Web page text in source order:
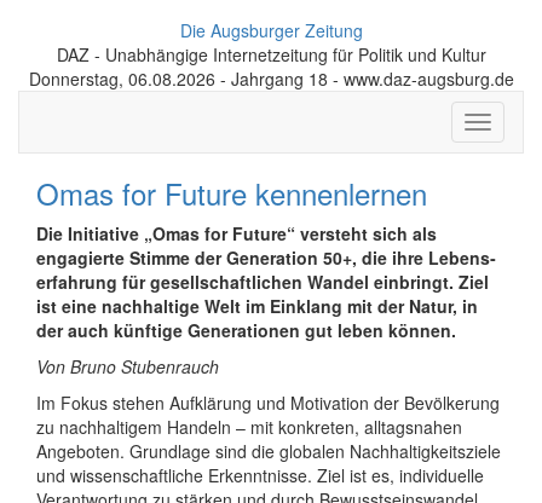
Die Augsburger Zeitung
DAZ - Unabhängige Internetzeitung für Politik und Kultur
Donnerstag, 06.08.2026 - Jahrgang 18 - www.daz-augsburg.de
Toggle
Omas for Future kennenlernen
Die Initiative „Omas for Future“ versteht sich als
engagierte Stimme der Generation 50+, die ihre Lebens­
erfahrung für gesell­schaft­lichen Wandel einbringt. Ziel
ist eine nachhaltige Welt im Einklang mit der Natur, in
der auch künftige Genera­tionen gut leben können.
Von Bruno Stubenrauch
Im Fokus stehen Aufklärung und Moti­vation der Bevöl­kerung
zu nach­haltigem Handeln – mit konkreten, alltags­nahen
Angeboten. Grundlage sind die globalen Nach­haltig­keits­ziele
und wissen­schaft­liche Erkennt­nisse. Ziel ist es, indi­viduelle